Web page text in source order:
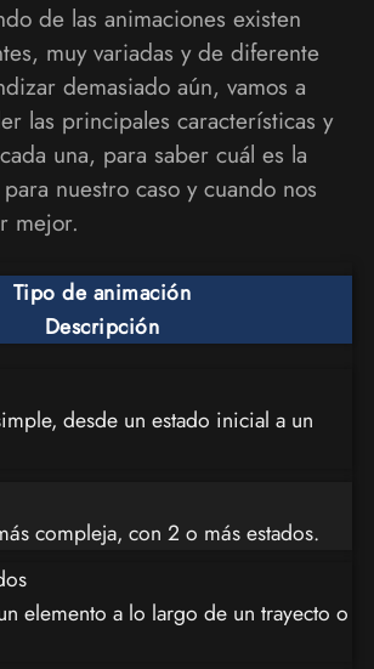
de las animaciones existen
muy variadas y de diferente
demasiado aún, vamos a
las principales características y
una, para saber cuál es la
nuestro caso y cuando nos
mejor.
Tipo de animación
Descripción
desde un estado inicial a un
compleja, con 2 o más estados.
elemento a lo largo de un trayecto o